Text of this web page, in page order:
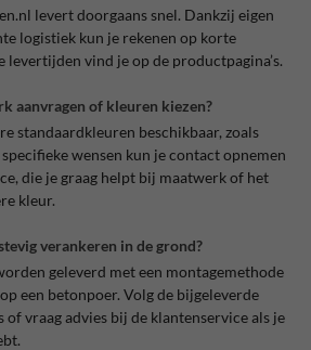
levert doorgaans snel. Dankzij eigen
logistiek kun je rekenen op korte
levertijden vind je op de productpagina’s.
aanvragen of kleuren kiezen?
standaardkleuren beschikbaar, zoals
wensen kun je contact opnemen
die je graag helpt bij maatwerk of het
kleur.
verankeren in de grond?
geleverd met een montagemethode
een betonpoer. Volg de bijgeleverde
vraag advies bij de klantenservice als je